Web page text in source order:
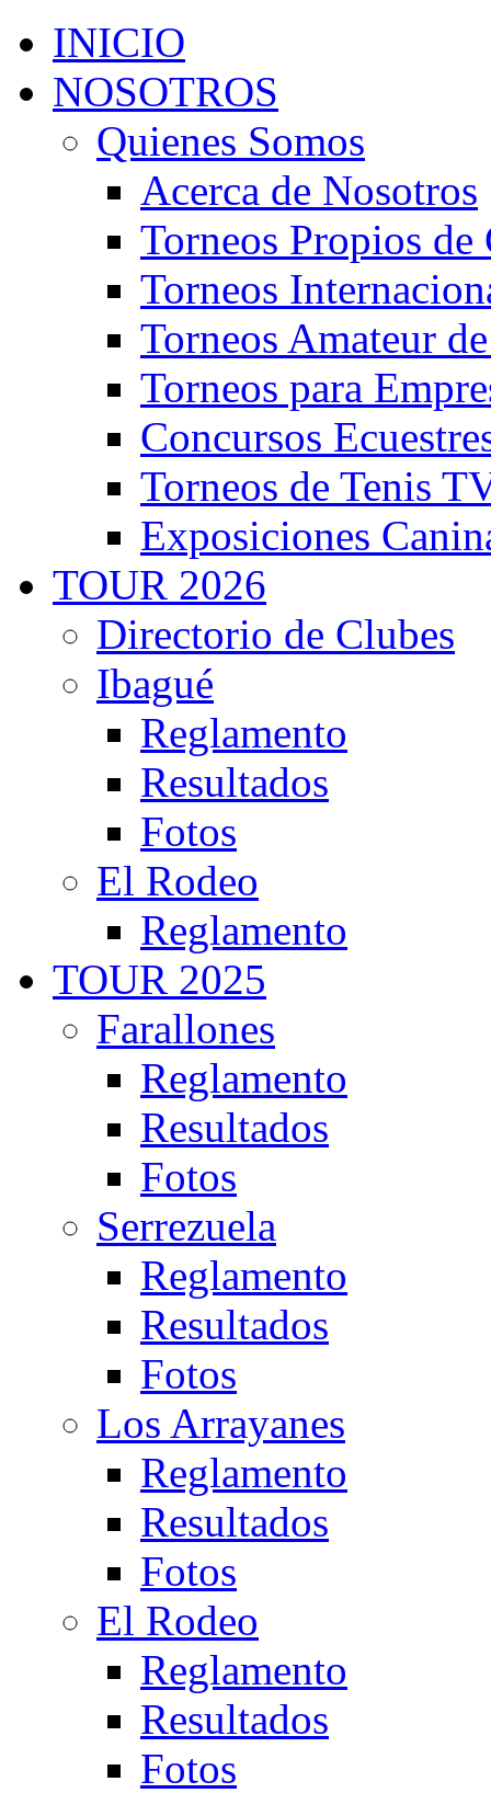
INICIO
NOSOTROS
Quienes Somos
Acerca de Nosotros
Torneos Propios
Torneos
Torneos Amateur
Torneos para
Concursos
Torneos de Tenis
Exposiciones
TOUR 2026
Directorio de Clubes
Ibagué
Reglamento
Resultados
Fotos
El Rodeo
Reglamento
TOUR 2025
Farallones
Reglamento
Resultados
Fotos
Serrezuela
Reglamento
Resultados
Fotos
Los Arrayanes
Reglamento
Resultados
Fotos
El Rodeo
Reglamento
Resultados
Fotos